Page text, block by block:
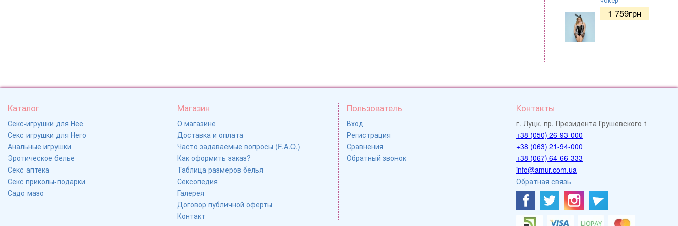
1 759грн
Каталог
Секс-игрушки для Нее
Секс-игрушки для Него
Анальные игрушки
Эротическое белье
Секс-аптека
Секс приколы-подарки
Садо-мазо
Магазин
О магазине
Доставка и оплата
Часто задаваемые вопросы (F.A.Q.)
Как оформить заказ?
Таблица размеров белья
Сексопедия
Галерея
Договор публичной оферты
Контакт
Пользователь
Вход
Регистрация
Сравнения
Обратный звонок
Контакты
г. Луцк, пр. Президента Грушевского 1
+38 (050) 26-93-000
+38 (063) 21-94-000
+38 (067) 64-66-333
info@amur.com.ua
Обратная связь